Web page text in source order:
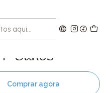
5anos
Comprar agora